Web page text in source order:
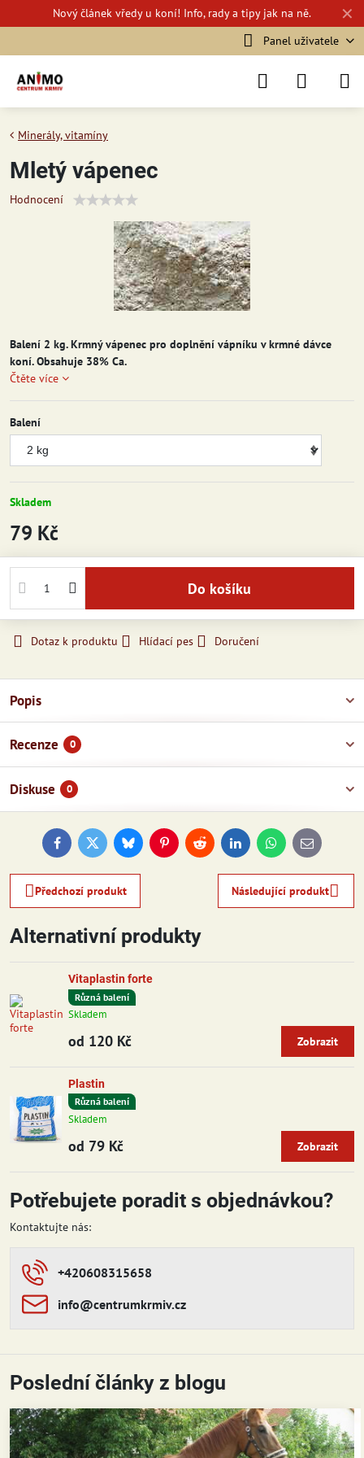
✕
Novýčlánek vředy u koní! Info, rady a tipy jak na ně.
Panel uživatele
Minerály, vitamíny
Mletý vápenec
Hodnocení
Balení 2 kg. Krmný vápenec pro doplnění vápníku v krmné dávce
koní. Obsahuje 38% Ca.
Čtěte více
Balení
Skladem
79 Kč
Do košíku
Dotaz k produktu Hlídací pes Doručení
Popis
Recenze 0
Diskuse 0
FacebookTwitterBlueskyPinterestReddit LinkedInWhatsApp
E-
mail
Předchozí produkt Následující produkt
Alternativní produkty
Vitaplastin forte
Různá balení
Skladem
od 120 Kč Zobrazit
Plastin
Různá balení
Skladem
od 79 Kč Zobrazit
Potřebujete poradit s objednávkou?
Kontaktujte nás:
+420608315658
info​​@centrumkrmiv​​.cz
Poslední články z blogu